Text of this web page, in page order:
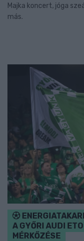
Majka koncert, jóga
más.
A GYŐRI AUDI
MÉRKŐZÉSE